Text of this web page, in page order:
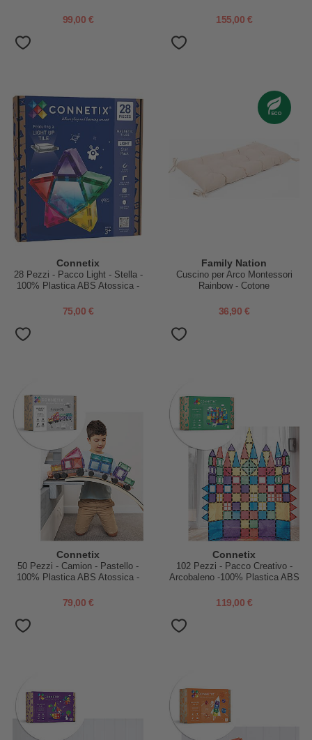
STEM!
99,00 € 155,00 €
Connetix
28 Pezzi - Pacco Light - Stella -
100% Plastica ABS Atossica -
75,00 €
Family Nation
Cuscino per Arco Montessori
Rainbow - Cotone
36,90 €
Connetix
50 Pezzi - Camion - Pastello -
100% Plastica ABS Atossica -
79,00 €
Connetix
102 Pezzi - Pacco Creativo -
Arcobaleno -100% Plastica ABS
STEM!
119,00 €